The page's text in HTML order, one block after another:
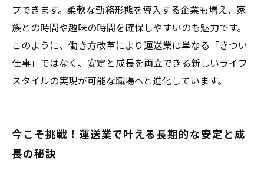
プできます。柔軟な勤務形態を導入する企業も増え、家
族との時間や趣味の時間を確保しやすいのも魅力です。
このように、働き方改革により運送業は単なる「きつい
仕事」ではなく、安定と成長を両立できる新しいライフ
スタイルの実現が可能な職場へと進化しています。
今こそ挑戦！運送業で叶える長期的な安定と成
長の秘訣